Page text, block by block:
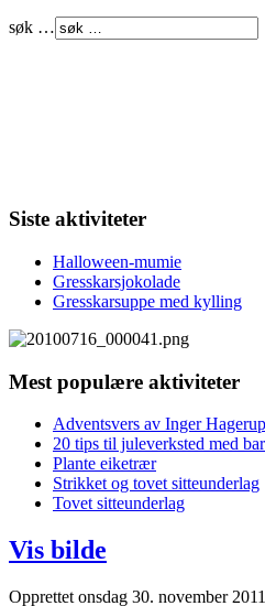
søk …
Siste aktiviteter
Halloween-mumie
Gresskarsjokolade
Gresskarsuppe med kylling
Mest populære aktiviteter
Adventsvers av Inger Hagerup
20 tips til juleverksted med
Plante eiketrær
Strikket og tovet sitteunderlag
Tovet sitteunderlag
Vis bilde
Opprettet onsdag 30. november